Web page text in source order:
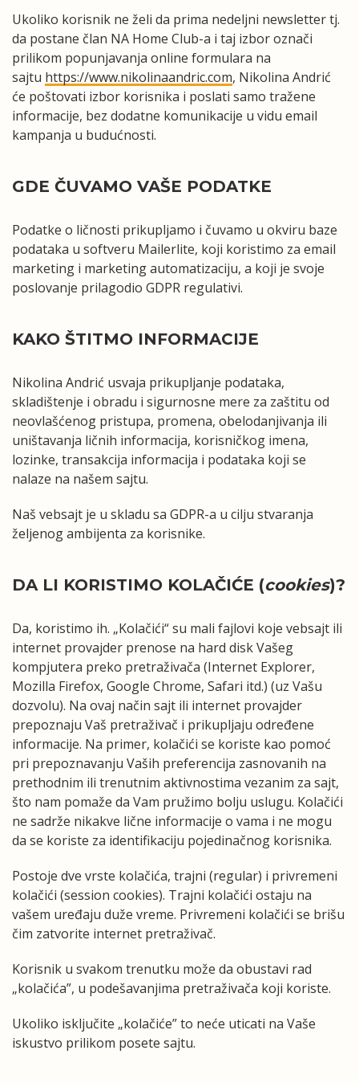
Ukoliko korisnik ne želi da prima nedeljni newsletter tj.
da postane član NA Home Club-a i taj izbor označi
prilikom popunjavanja online formulara na
sajtu https://www.nikolinaandric.com, Nikolina Andrić
će poštovati izbor korisnika i poslati samo tražene
informacije, bez dodatne komunikacije u vidu email
kampanja u budućnosti.
GDE ČUVAMO VAŠE PODATKE
Podatke o ličnosti prikupljamo i čuvamo u okviru baze
podataka u softveru Mailerlite, koji koristimo za email
marketing i marketing automatizaciju, a koji je svoje
poslovanje prilagodio GDPR regulativi.
KAKO ŠTITMO INFORMACIJE
Nikolina Andrić usvaja prikupljanje podataka,
skladištenje i obradu i sigurnosne mere za zaštitu od
neovlašćenog pristupa, promena, obelodanjivanja ili
uništavanja ličnih informacija, korisničkog imena,
lozinke, transakcija informacija i podataka koji se
nalaze na našem sajtu.
Naš vebsajt je u skladu sa GDPR-a u cilju stvaranja
željenog ambijenta za korisnike.
DA LI KORISTIMO KOLAČIĆE (cookies)?
Da, koristimo ih. „Kolačići“ su mali fajlovi koje vebsajt ili
internet provajder prenose na hard disk Vašeg
kompjutera preko pretraživača (Internet Explorer,
Mozilla Firefox, Google Chrome, Safari itd.) (uz Vašu
dozvolu). Na ovaj način sajt ili internet provajder
prepoznaju Vaš pretraživač i prikupljaju određene
informacije. Na primer, kolačići se koriste kao pomoć
pri prepoznavanju Vaših preferencija zasnovanih na
prethodnim ili trenutnim aktivnostima vezanim za sajt,
što nam pomaže da Vam pružimo bolju uslugu. Kolačići
ne sadrže nikakve lične informacije o vama i ne mogu
da se koriste za identifikaciju pojedinačnog korisnika.
Postoje dve vrste kolačića, trajni (regular) i privremeni
kolačići (session cookies). Trajni kolačići ostaju na
vašem uređaju duže vreme. Privremeni kolačići se brišu
čim zatvorite internet pretraživač.
Korisnik u svakom trenutku može da obustavi rad
„kolačića”, u podešavanjima pretraživača koji koriste.
Ukoliko isključite „kolačiće” to neće uticati na Vaše
iskustvo prilikom posete sajtu.